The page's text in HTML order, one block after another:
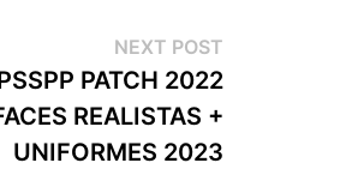
NEXT POSTNext
post:
PATCH 2022
REALISTAS +
UNIFORMES 2023